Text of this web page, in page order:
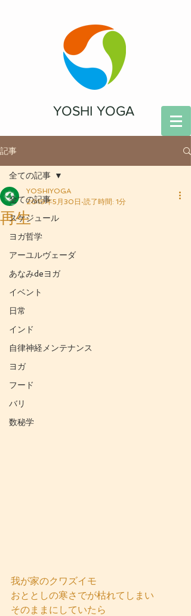
YOSHI YOGA
記事
全ての記事
スケジュール
ヨガ哲学
アーユルヴェーダ
あなみdeヨガ
イベント
日常
インド
自律神経メンテナンス
ヨガ
フード
バリ
数秘学
全ての記事
再生
YOSHIYOGA
2019年5月30日 読了時間: 1分
我が家のクワズイモ
おととしの寒さでが枯れてしまい
そのままにしていたら